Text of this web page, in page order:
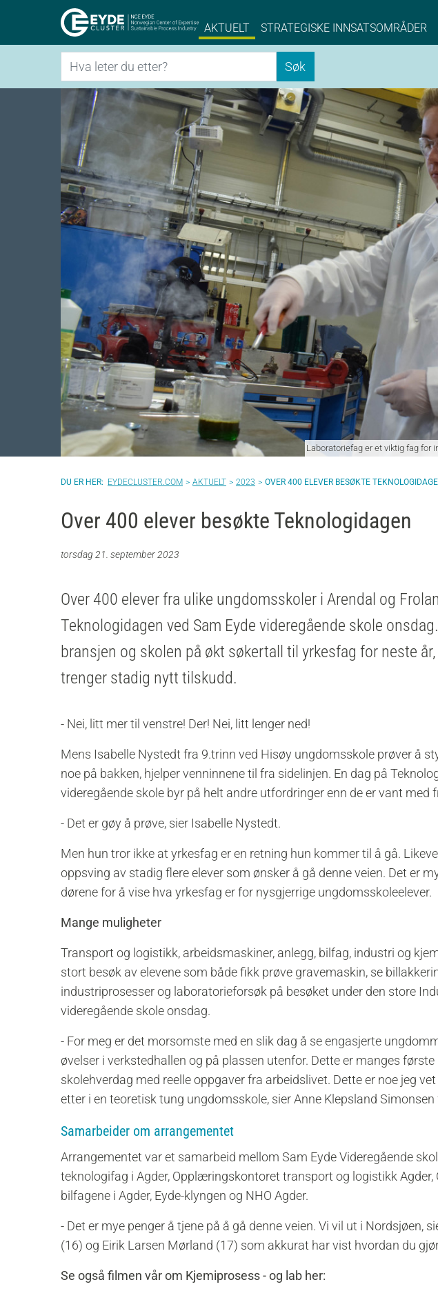
Eyde-Cluster | NCE EYDE,
AKTUELT STRATEGISKE INNSATSOMRÅDER
Søk Søk
Laboratoriefag er et viktig fag for
EYDECLUSTER.COM AKTUELT 2023 OVER 400 ELEVER BESØKTE
Over 400 elever besøkte Teknologidagen
torsdag 21. september 2023
Over 400 elever fra ulike ungdomsskoler i Arendal og
Teknologidagen ved Sam Eyde videregående skole
bransjen og skolen på økt søkertall til yrkesfag for neste
trenger stadig nytt tilskudd.
- Nei, litt mer til venstre! Der! Nei, litt lenger ned!
Mens Isabelle Nystedt fra 9.trinn ved Hisøy ungdomsskole prøver å
noe på bakken, hjelper venninnene til fra sidelinjen. En dag på
videregående skole byr på helt andre utfordringer enn de er vant med
- Det er gøy å prøve, sier Isabelle Nystedt.
Men hun tror ikke at yrkesfag er en retning hun kommer til å gå.
oppsving av stadig flere elever som ønsker å gå denne veien. Det er
dørene for å vise hva yrkesfag er for nysgjerrige ungdomsskoleelever.
Mange muligheter
Transport og logistikk, arbeidsmaskiner, anlegg, bilfag, industri og
stort besøk av elevene som både fikk prøve gravemaskin, se
industriprosesser og laboratorieforsøk på besøket under den store
videregående skole onsdag.
- For meg er det morsomste med en slik dag å se engasjerte
øvelser i verkstedhallen og på plassen utenfor. Dette er manges
skolehverdag med reelle oppgaver fra arbeidslivet. Dette er noe jeg
etter i en teoretisk tung ungdomsskole, sier Anne Klepsland Simonsen
Samarbeider om arrangementet
Arrangementet var et samarbeid mellom Sam Eyde Videregående
teknologifag i Agder, Opplæringskontoret transport og logistikk
bilfagene i Agder, Eyde-klyngen og NHO Agder.
- Det er mye penger å tjene på å gå denne veien. Vi vil ut i Nordsjøen,
(16) og Eirik Larsen Mørland (17) som akkurat har vist hvordan du
Se også filmen vår om Kjemiprosess - og lab her: